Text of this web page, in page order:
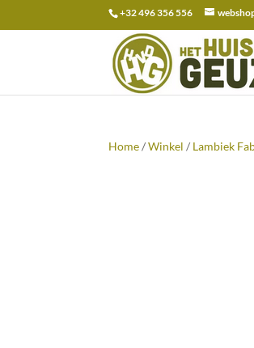
+32 496 356 556
Zoeken
naar:
Home/Winkel / Lambiek